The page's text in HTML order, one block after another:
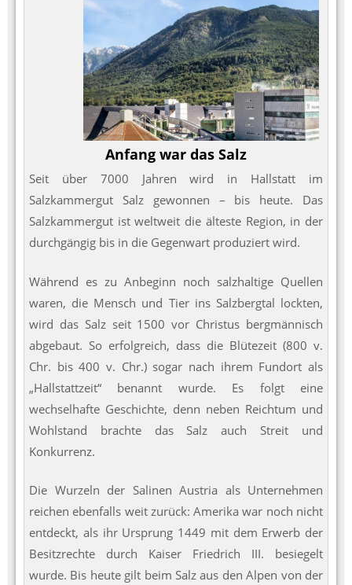
Anfang war das Salz
Seit über 7000 Jahren wird in Hallstatt im
Salzkammergut Salz gewonnen – bis heute. Das
Salzkammergut ist weltweit die älteste Region, in der
durchgängig bis in die Gegenwart produziert wird.
Während es zu Anbeginn noch salzhaltige Quellen
waren, die Mensch und Tier ins Salzbergtal lockten,
wird das Salz seit 1500 vor Christus bergmännisch
abgebaut. So erfolgreich, dass die Blütezeit (800 v.
Chr. bis 400 v. Chr.) sogar nach ihrem Fundort als
„Hallstattzeit“ benannt wurde. Es folgt eine
wechselhafte Geschichte, denn neben Reichtum und
Wohlstand brachte das Salz auch Streit und
Konkurrenz.
Die Wurzeln der Salinen Austria als Unternehmen
reichen ebenfalls weit zurück: Amerika war noch nicht
entdeckt, als ihr Ursprung 1449 mit dem Erwerb der
Besitzrechte durch Kaiser Friedrich III. besiegelt
wurde. Bis heute gilt beim Salz aus den Alpen von der